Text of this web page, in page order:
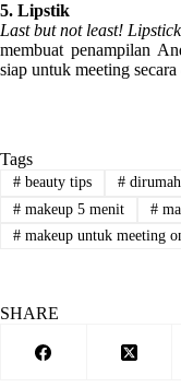
5. Lipstik
Last but not least!
membuat penampilan
siap untuk meeting secara
Tags
#beauty tips #
#makeup 5 menit #
#makeup untuk meeting
SHARE